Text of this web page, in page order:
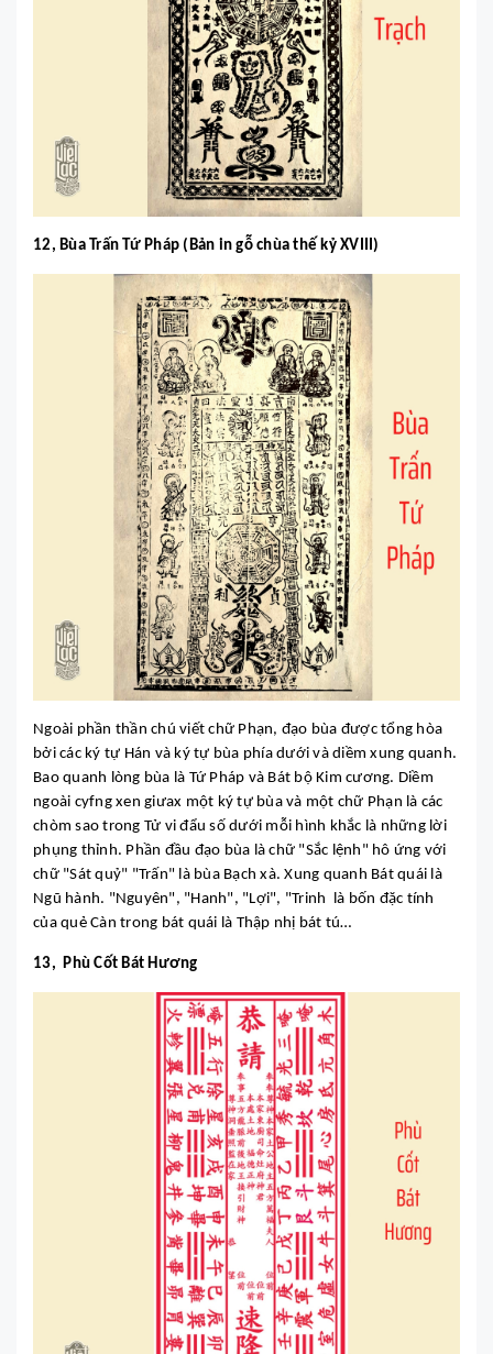
12, Bùa Trấn Tứ Pháp (Bản in gỗ chùa thế kỷ XVIII)
Ngoài phần thần chú viết chữ Phạn, đạo bùa được tổng hòa
bởi các ký tự Hán và ký tự bùa phía dưới và diềm xung quanh.
Bao quanh lòng bùa là Tứ Pháp và Bát bộ Kim cương. Diềm
ngoài cyfng xen giưax một ký tự bùa và một chữ Phạn là các
chòm sao trong Tử vi đẩu số dưới mỗi hình khắc là những lời
phụng thỉnh. Phần đầu đạo bùa là chữ "Sắc lệnh" hô ứng với
chữ "Sát quỷ" "Trấn" là bùa Bạch xà. Xung quanh Bát quái là
Ngũ hành. "Nguyên", "Hanh", "Lợi", "Trinh là bốn đặc tính
của quẻ Càn trong bát quái là Thập nhị bát tú…
13, Phù Cốt Bát Hương